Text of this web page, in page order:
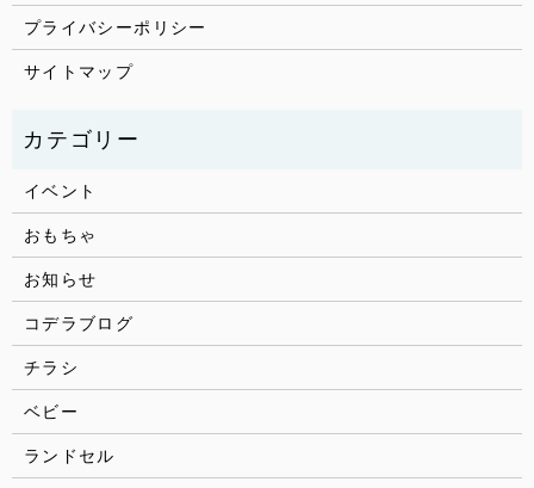
プライバシーポリシー
サイトマップ
イベント
おもちゃ
お知らせ
コデラブログ
チラシ
ベビー
ランドセル